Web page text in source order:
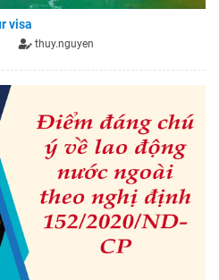
visa
thuy.nguyen